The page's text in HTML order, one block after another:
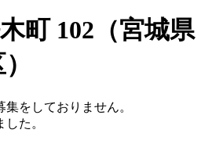
町 102（宮城県
をしておりません。
た。